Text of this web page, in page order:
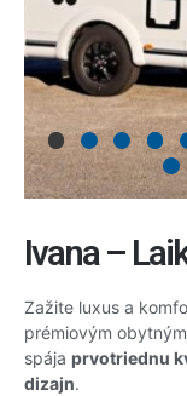
Ivana –
Zažite luxus a
prémiovým
spája prvotriednu
dizajn.